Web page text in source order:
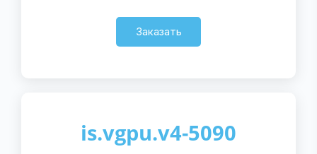
Заказать
is.vgpu.v4-5090